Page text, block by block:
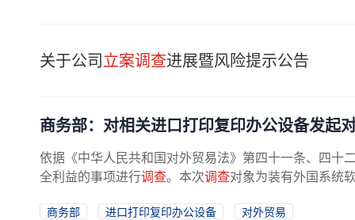
关于公司立案调查进展暨风险提示公告
商务部：对相关进口打印复印办公设备发起
依据《中华人民共和国对外贸易法》第四十一条、四十
全利益的事项进行调查。本次调查对象为装有外国系统
商务部 进口打印复印办公设备
对外贸易